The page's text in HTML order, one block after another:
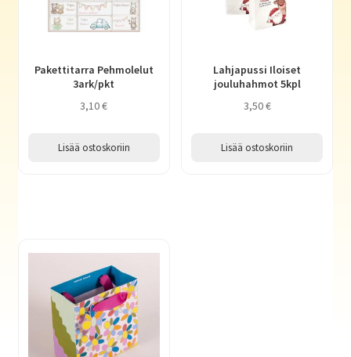
Pakettitarra Pehmolelut
3ark/pkt
3,10€
Lisää ostoskoriin
Lahjapussi Iloiset
jouluhahmot 5kpl
3,50€
Lisää ostoskoriin